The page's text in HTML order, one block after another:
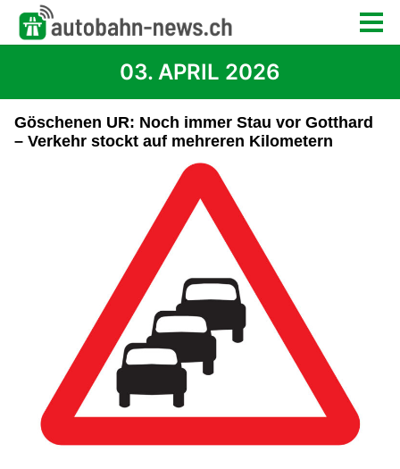
03. APRIL 2026
Göschenen UR: Noch immer Stau vor Gotthard
– Verkehr stockt auf mehreren Kilometern